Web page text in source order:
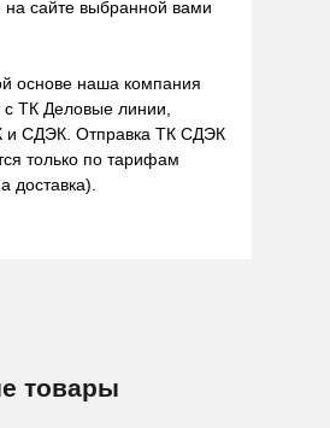
на сайте выбранной вами
основе наша компания
с ТК Деловые линии,
и СДЭК. Отправка ТК СДЭК
только по тарифам
доставка).
товары